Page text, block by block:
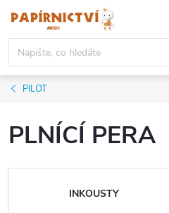
obsah
PILOT
PLNÍCÍ PERA
INKOUSTY